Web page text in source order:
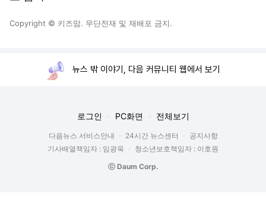
Copyright © 키즈맘. 무단전재 및 재배포 금지.
뉴스 밖 이야기, 다음 커뮤니티 웹에서 보기
로그인 PC화면 전체보기
다음뉴스 서비스안내 24시간 뉴스센터
공지사항
기사배열책임자 : 임광욱
청소년보호책임자 : 이호원
ⓒ Daum Corp.